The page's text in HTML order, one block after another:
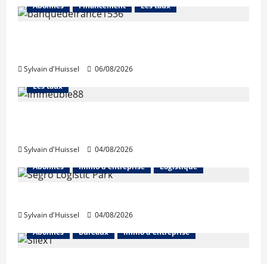
Abonnés Financement Les taux
Sylvain d'Huissel 06/08/2026
Abonnés Financement
Les taux
Sylvain d'Huissel
04/08/2026
Abonnés
Immo d'entreprise Logistique
Sylvain d'Huissel
04/08/2026
Abonnés
Bureaux Immo d'entreprise